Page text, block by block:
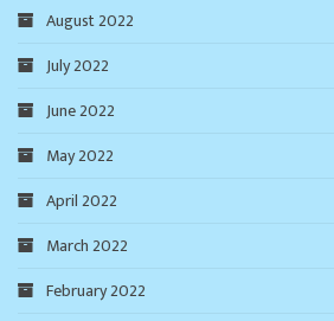
August 2022
July 2022
June 2022
May 2022
April 2022
March 2022
February 2022